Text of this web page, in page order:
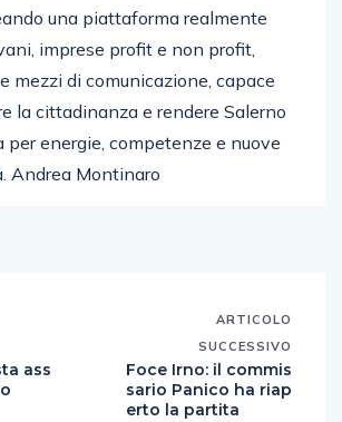
una piattaforma realmente
imprese profit e non profit,
mezzi di comunicazione, capace
la cittadinanza e rendere Salerno
energie, competenze e nuove
Andrea Montinaro
ass
ARTICOLO
SUCCESSIVO
Foce Irno: il commis
sario Panico ha riap
erto la partita